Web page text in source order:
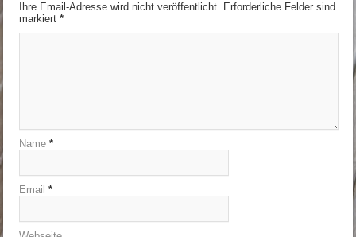
Ihre Email-Adresse wird nicht veröffentlicht. Erforderliche Felder sind
markiert *
Name *
Email *